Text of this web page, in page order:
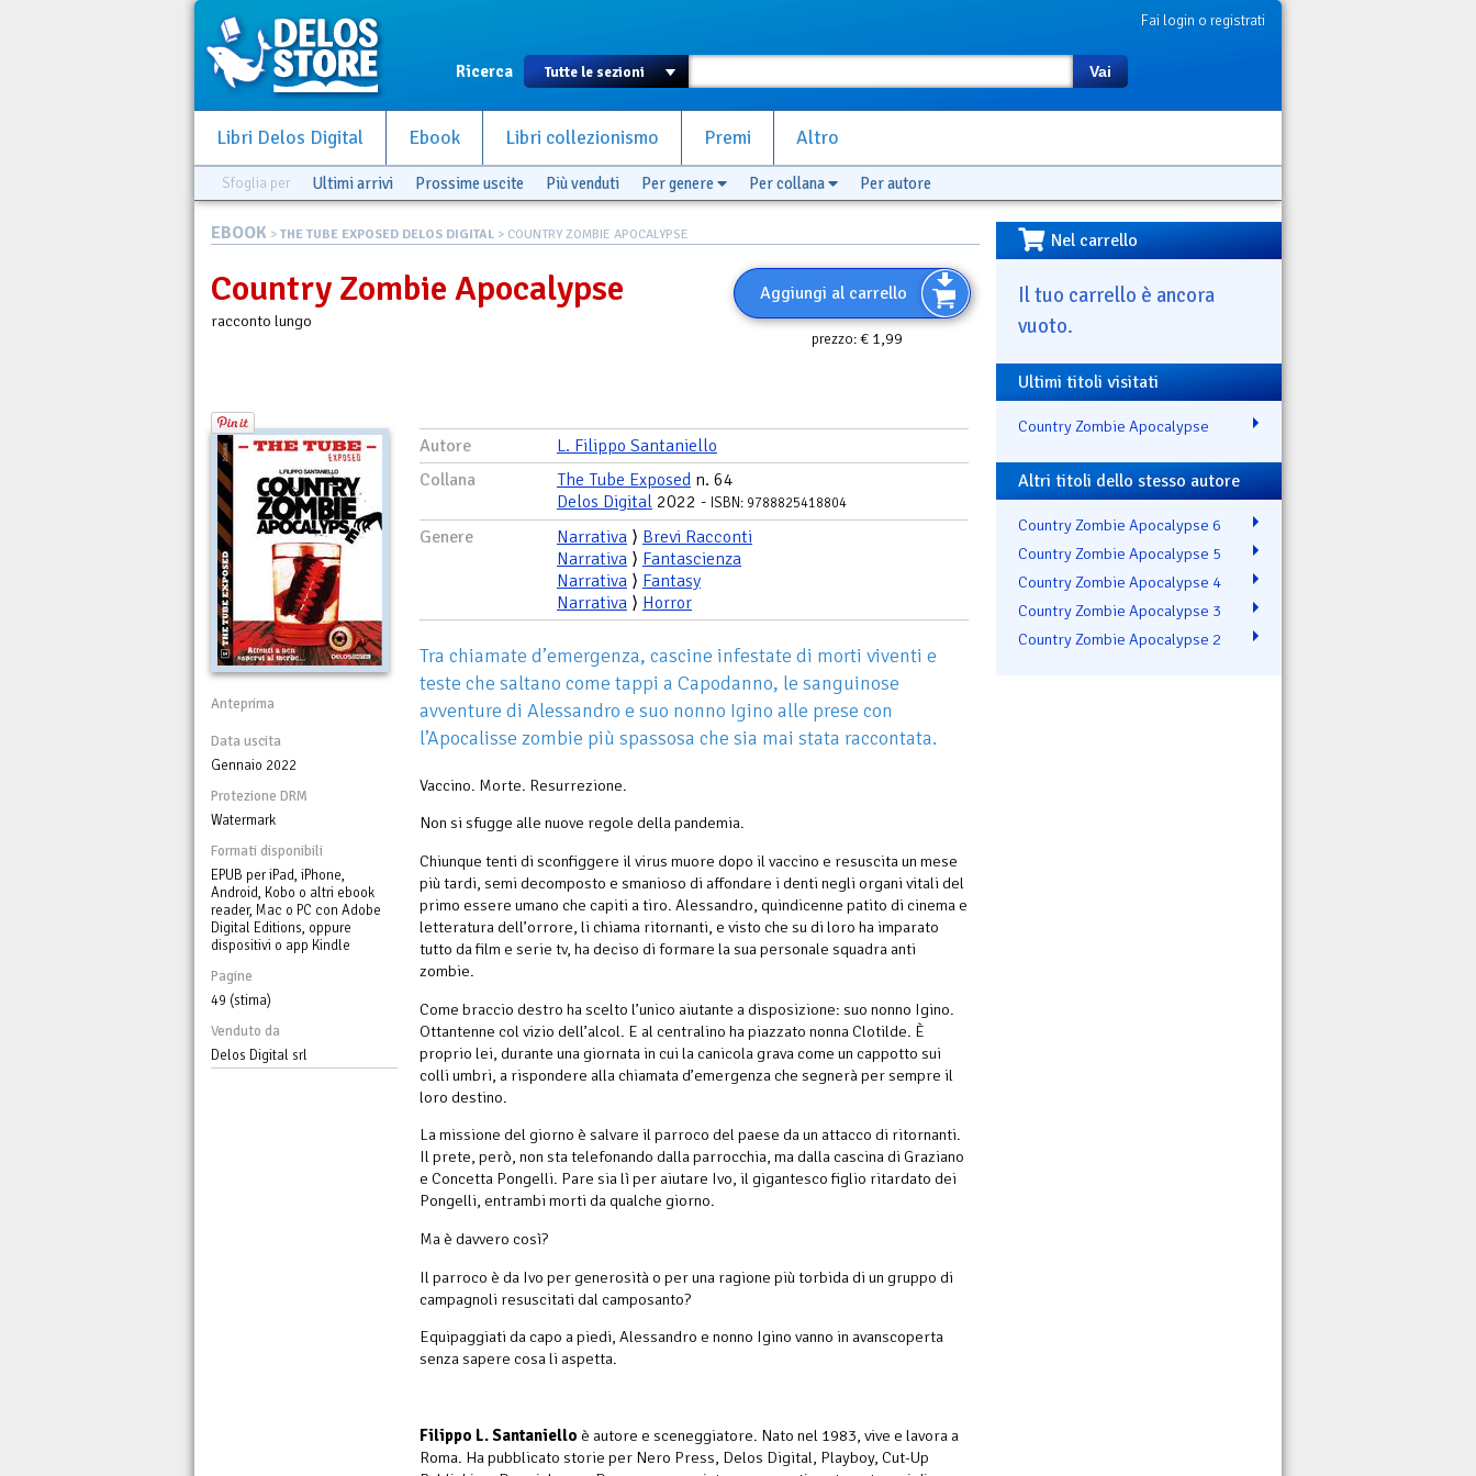
Fai login o registrati
Ricerca Vai
Libri Delos Digital Ebook Libri collezionismo Premi Altro
Sfoglia per Ultimi arrivi Prossime uscite Più venduti Per genere Per collana Per autore
EBOOK > THE TUBE EXPOSED DELOS DIGITAL > COUNTRY ZOMBIE APOCALYPSE
Aggiungi al carrello
prezzo:€ 1,99
Country Zombie Apocalypse
racconto lungo
Anteprima
Data uscita
Gennaio 2022
Protezione DRM
Watermark
Formati disponibili
EPUB per iPad, iPhone,
Android, Kobo o altri ebook
reader, Mac o PC con Adobe
Digital Editions, oppure
dispositivi o app Kindle
Pagine
49 (stima)
Venduto da
Delos Digital srl
Autore
L. Filippo Santaniello
Collana
The Tube Exposed n. 64
Delos Digital 2022 - ISBN: 9788825418804
Genere Narrativa ⟩ Brevi Racconti
Narrativa ⟩ Fantascienza
Narrativa ⟩ Fantasy
Narrativa ⟩ Horror
Tra chiamate d’emergenza, cascine infestate di morti viventi e
teste che saltano come tappi a Capodanno, le sanguinose
avventure di Alessandro e suo nonno Igino alle prese con
l’Apocalisse zombie più spassosa che sia mai stata raccontata.
Vaccino. Morte. Resurrezione.
Non si sfugge alle nuove regole della pandemia.
Chiunque tenti di sconfiggere il virus muore dopo il vaccino e resuscita un mese
più tardi, semi decomposto e smanioso di affondare i denti negli organi vitali del
primo essere umano che capiti a tiro. Alessandro, quindicenne patito di cinema e
letteratura dell’orrore, li chiama ritornanti, e visto che su di loro ha imparato
tutto da film e serie tv, ha deciso di formare la sua personale squadra anti
zombie.
Come braccio destro ha scelto l’unico aiutante a disposizione: suo nonno Igino.
Ottantenne col vizio dell’alcol. E al centralino ha piazzato nonna Clotilde. È
proprio lei, durante una giornata in cui la canicola grava come un cappotto sui
colli umbri, a rispondere alla chiamata d’emergenza che segnerà per sempre il
loro destino.
La missione del giorno è salvare il parroco del paese da un attacco di ritornanti.
Il prete, però, non sta telefonando dalla parrocchia, ma dalla cascina di Graziano
e Concetta Pongelli. Pare sia lì per aiutare Ivo, il gigantesco figlio ritardato dei
Pongelli, entrambi morti da qualche giorno.
Ma è davvero così?
Il parroco è da Ivo per generosità o per una ragione più torbida di un gruppo di
campagnoli resuscitati dal camposanto?
Equipaggiati da capo a piedi, Alessandro e nonno Igino vanno in avanscoperta
senza sapere cosa li aspetta.
Filippo L. Santaniello è autore e sceneggiatore. Nato nel 1983, vive e lavora a
Roma. Ha pubblicato storie per Nero Press, Delos Digital, Playboy, Cut-Up
Nel carrello
Il tuo carrello è ancora
vuoto.
Ultimi titoli visitati
Country Zombie Apocalypse
Altri titoli dello stesso autore
Country Zombie Apocalypse 6
Country Zombie Apocalypse 5
Country Zombie Apocalypse 4
Country Zombie Apocalypse 3
Country Zombie Apocalypse 2